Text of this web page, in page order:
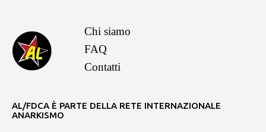
Chi siamo
FAQ
Contatti
AL/FDCA È PARTE DELLA RETE INTERNAZIONALE
ANARKISMO